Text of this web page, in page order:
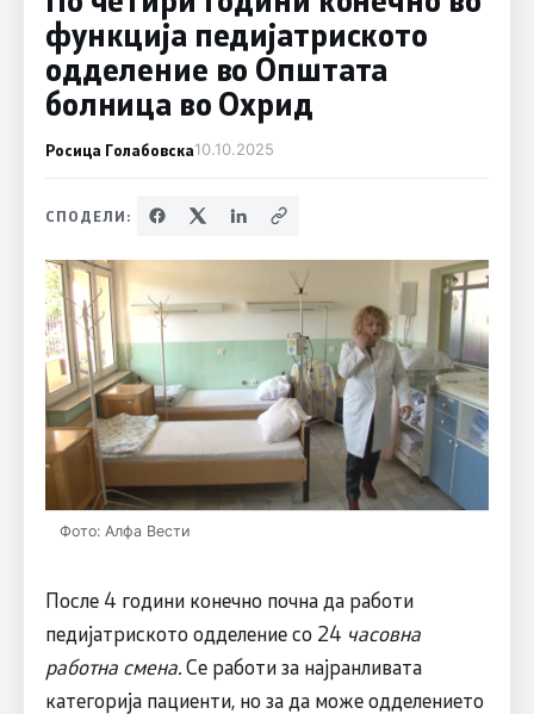
функција педијатриското
одделение во Општата
болница во Охрид
Росица Голабовска10.10.2025
СПОДЕЛИ:
Фото: Алфа Вести
После 4 години конечно почна да работи
педијатриското одделение со 24 часовна
работна смена.Се работи за најранливата
категорија пациенти, но за да може одделението